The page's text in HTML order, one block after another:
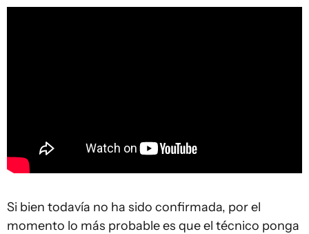
Si bien todavía no ha sido confirmada, por el
momento lo más probable es que el técnico ponga